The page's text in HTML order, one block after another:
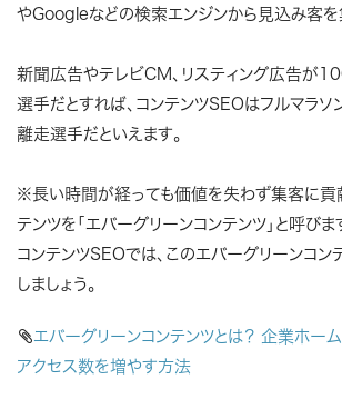
やGoogleなどの検索エンジンから見込み客を
新聞広告やテレビCM、リスティング広告が
選手だとすれば、 コンテンツSEOはフルマラソ
離走選手だといえます。
※長い時間が経っても価値を失わず集客に貢
テンツを 「エバーグリーンコンテンツ」 と呼びま
コンテンツSEOでは、このエバーグリーンコン
しましょう。
エバーグリーンコンテンツとは？ 企業ホー
アクセス数を増やす方法